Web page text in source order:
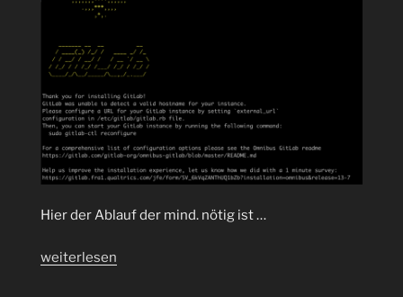
Hier der Ablauf der mind. nötig ist …
„Zur
weiterlesen